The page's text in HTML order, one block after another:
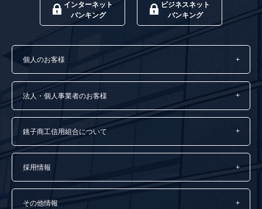
インターネット
バンキング
ビジネスネット
バンキング
個人のお客様
法人・個人事業者のお客様
銚子商工信用組合について
採用情報
その他情報